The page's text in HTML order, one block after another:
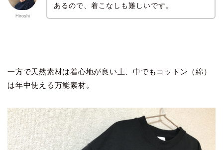
Hiroshi
あるので、着こなしも難しいです。
一方で天然素材は着心地が良い上、中でもコットン（綿）
は年中使える万能素材。